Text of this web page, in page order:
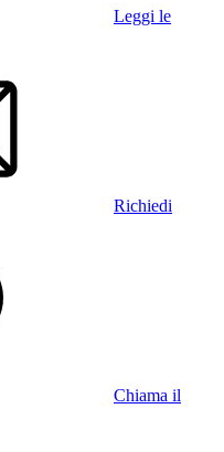
Leggi le
Richiedi
Chiama il